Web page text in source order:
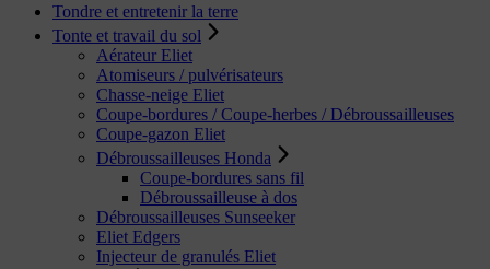
Tondre et entretenir la terre
Tonte et travail du sol
Aérateur Eliet
Atomiseurs / pulvérisateurs
Chasse-neige Eliet
Coupe-bordures / Coupe-herbes / Débroussailleuses
Coupe-gazon Eliet
Débroussailleuses Honda
Coupe-bordures sans fil
Débroussailleuse à dos
Débroussailleuses Sunseeker
Eliet Edgers
Injecteur de granulés Eliet